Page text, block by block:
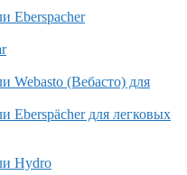
Eberspacher
Webasto (Вебасто) для
Eberspächer для легковых
Hydro